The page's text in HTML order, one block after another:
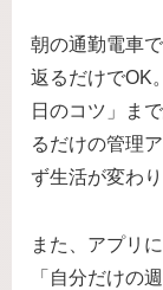
朝の通勤電車
返るだけでOK
日のコツ」ま
るだけの管理
ず生活が変わり
また、アプリ
「自分だけの